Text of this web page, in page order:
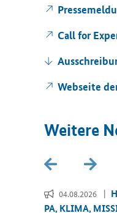
Call for
Web­sei­te
Wei­te­re
04.08.2026
PA, KLIMA,